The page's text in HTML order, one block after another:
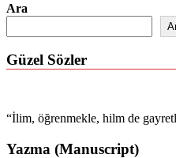
Ara
Güzel Sözler
“İlim, öğrenmekle, hilm de
Yazma (Manuscript)